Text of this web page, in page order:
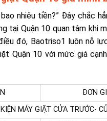
nhiêu tiền?” Đây chắc
tại Quận 10 quan tâm khi
đó, Baotriso1 luôn nỗ
Quận 10 với mức giá
ĐƠN
MÁY GIẶT CỬA TRƯỚC-